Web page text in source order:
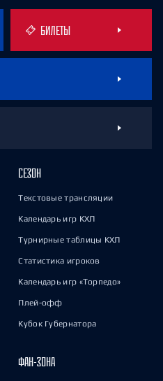
БИЛЕТЫ
СЕЗОН
Текстовые трансляции
Календарь игр КХЛ
Турнирные таблицы КХЛ
Статистика игроков
Календарь игр «Торпедо»
Плей-офф
Кубок Губернатора
ФАН-ЗОНА